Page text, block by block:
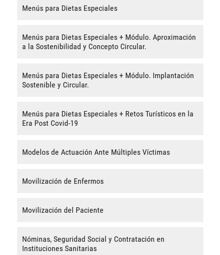
Menús para Dietas Especiales
Menús para Dietas Especiales + Módulo. Aproximación
a la Sostenibilidad y Concepto Circular.
Menús para Dietas Especiales + Módulo. Implantación
Sostenible y Circular.
Menús para Dietas Especiales + Retos Turísticos en la
Era Post Covid-19
Modelos de Actuación Ante Múltiples Víctimas
Movilización de Enfermos
Movilización del Paciente
Nóminas, Seguridad Social y Contratación en
Instituciones Sanitarias